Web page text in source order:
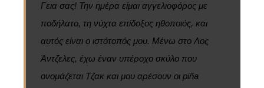
Γεια σας! Την ημέρα είμαι αγγελιοφόρος με
ποδήλατο, τη νύχτα επίδοξος ηθοποιός, και
αυτός είναι ο ιστότοπός μου. Μένω στο Λος
Άντζελες, έχω έναν υπέροχο σκύλο που
ονομάζεται Τζακ και μου αρέσουν οι piña